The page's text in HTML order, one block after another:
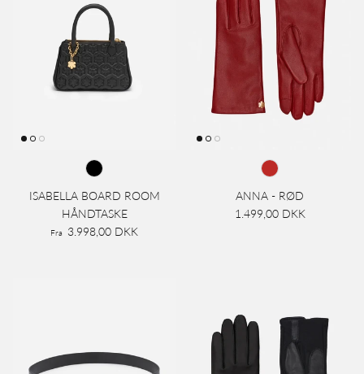
ISABELLA BOARD ROOM
HÅNDTASKE
Fra 3.998,00 DKK
ANNA - RØD
1.499,00 DKK